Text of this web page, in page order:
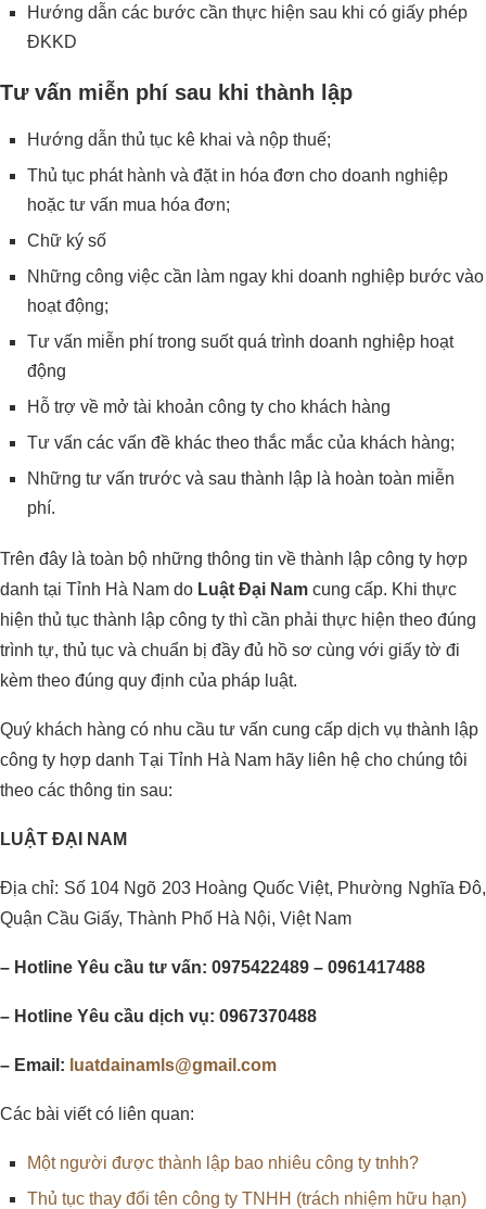
Hướng dẫn các bước cần thực hiện sau khi có giấy phép
ĐKKD
Tư vấn miễn phí sau khi thành lập
Hướng dẫn thủ tục kê khai và nộp thuế;
Thủ tục phát hành và đặt in hóa đơn cho doanh nghiệp
hoặc tư vấn mua hóa đơn;
Chữ ký số
Những công việc cần làm ngay khi doanh nghiệp bước vào
hoạt động;
Tư vấn miễn phí trong suốt quá trình doanh nghiệp hoạt
động
Hỗ trợ về mở tài khoản công ty cho khách hàng
Tư vấn các vấn đề khác theo thắc mắc của khách hàng;
Những tư vấn trước và sau thành lập là hoàn toàn miễn
phí.
Trên đây là toàn bộ những thông tin về thành lập công ty hợp
danh tại Tỉnh Hà Nam do Luật Đại Nam cung cấp. Khi thực
hiện thủ tục thành lập công ty thì cần phải thực hiện theo đúng
trình tự, thủ tục và chuẩn bị đầy đủ hồ sơ cùng với giấy tờ đi
kèm theo đúng quy định của pháp luật.
Quý khách hàng có nhu cầu tư vấn cung cấp dịch vụ thành lập
công ty hợp danh Tại Tỉnh Hà Nam hãy liên hệ cho chúng tôi
theo các thông tin sau:
LUẬT ĐẠI NAM
Địa chỉ: Số 104 Ngõ 203 Hoàng Quốc Việt, Phường Nghĩa Đô,
Quận Cầu Giấy, Thành Phố Hà Nội, Việt Nam
– Hotline Yêu cầu tư vấn: 0975422489 – 0961417488
– Hotline Yêu cầu dịch vụ: 0967370488
– Email: luatdainamls@gmail.com
Các bài viết có liên quan:
Một người được thành lập bao nhiêu công ty tnhh?
Thủ tục thay đổi tên công ty TNHH (trách nhiệm hữu hạn)